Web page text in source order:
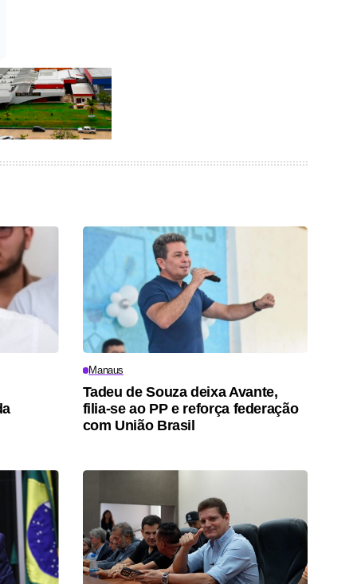
Manaus
Tadeu de Souza deixa Avante,
filia-se ao PP e reforça federação
com União Brasil